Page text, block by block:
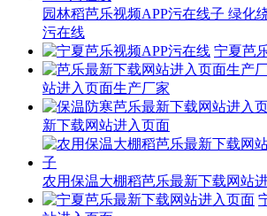
园林稻芭乐视频APP污在线子 绿化
污在线
宁夏芭
站进入页面生产厂家
新下载网站进入页面
农用保温大棚稻芭乐最新下载网站